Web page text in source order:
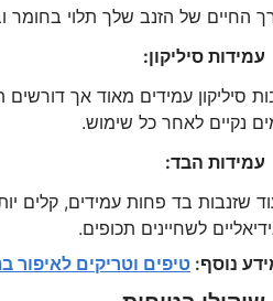
החיים של הזנב שלך תלוי בחומר
עמידות סיליקון:
סיליקון עמידים מאוד אך
נקיים לאחר כל שימוש.
עמידות הבד:
שזנבות בד פחות עמידים, קלים
לשחיינים תכופים.
נוסף: טיפים וטריקים לאיפור